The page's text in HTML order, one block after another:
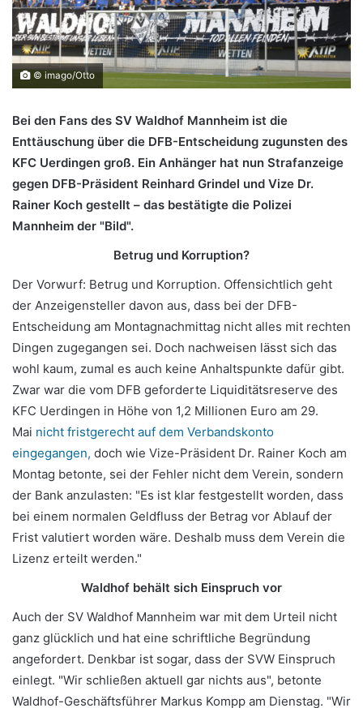
© imago/Otto
Bei den Fans des SV Waldhof Mannheim ist die
Enttäuschung über die DFB-Entscheidung zugunsten des
KFC Uerdingen groß. Ein Anhänger hat nun Strafanzeige
gegen DFB-Präsident Reinhard Grindel und Vize Dr.
Rainer Koch gestellt – das bestätigte die Polizei
Mannheim der "Bild".
Betrug und Korruption?
Der Vorwurf: Betrug und Korruption. Offensichtlich geht
der Anzeigensteller davon aus, dass bei der DFB-
Entscheidung am Montagnachmittag nicht alles mit rechten
Dingen zugegangen sei. Doch nachweisen lässt sich das
wohl kaum, zumal es auch keine Anhaltspunkte dafür gibt.
Zwar war die vom DFB geforderte Liquiditätsreserve des
KFC Uerdingen in Höhe von 1,2 Millionen Euro am 29.
Mai nicht fristgerecht auf dem Verbandskonto
eingegangen, doch wie Vize-Präsident Dr. Rainer Koch am
Montag betonte, sei der Fehler nicht dem Verein, sondern
der Bank anzulasten: "Es ist klar festgestellt worden, dass
bei einem normalen Geldfluss der Betrag vor Ablauf der
Frist valutiert worden wäre. Deshalb muss dem Verein die
Lizenz erteilt werden."
Waldhof behält sich Einspruch vor
Auch der SV Waldhof Mannheim war mit dem Urteil nicht
ganz glücklich und hat eine schriftliche Begründung
angefordert. Denkbar ist sogar, dass der SVW Einspruch
einlegt. "Wir schließen aktuell gar nichts aus", betonte
Waldhof-Geschäftsführer Markus Kompp am Dienstag. "Wir